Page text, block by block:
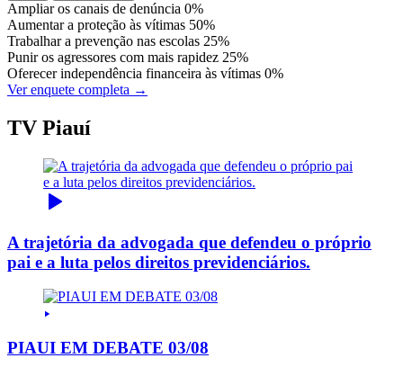
Ampliar os canais de denúncia 0%
Aumentar a proteção às vítimas 50%
Trabalhar a prevenção nas escolas 25%
Punir os agressores com mais rapidez 25%
Oferecer independência financeira às vítimas 0%
Ver enquete completa →
TV Piauí
A trajetória da advogada que defendeu o próprio
pai e a luta pelos direitos previdenciários.
PIAUI EM DEBATE 03/08